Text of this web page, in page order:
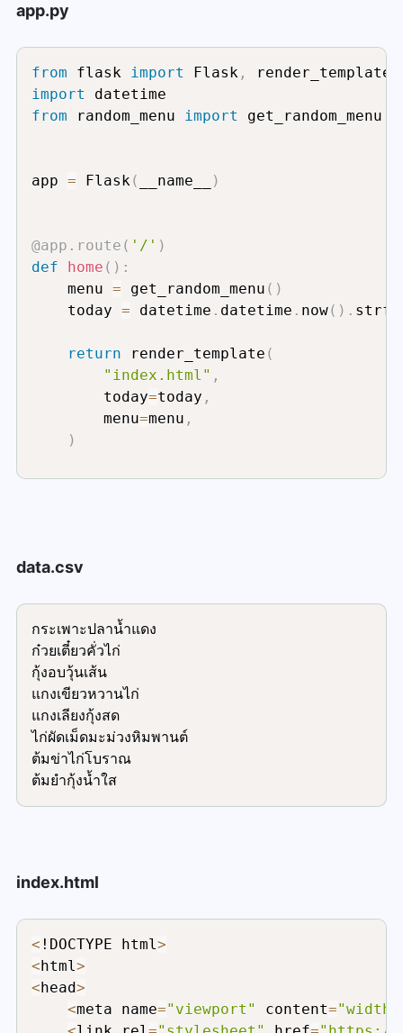
"
print ( get_random_menu
app.py
from flask import Flask ,
import
from random_menu import get_random_menu
app = Flask( __name__ )
@app . route ( '/' )
def
home ( ) :
    menu
= get_random_menu ( )
    today
= datetime . datetime . now( ) .
return render_template (
"index.html" ,
        today
=today ,
        menu
=menu ,
)
data.csv
กระเพาะปลาน้ำแดง
ก๋วยเตี๋ยวคั่วไก่
กุ้งอบวุ้นเส้น
แกงเขียวหวานไก่
แกงเลียงกุ้งสด
ไก่ผัดเม็ดมะม่วงหิมพานต์
ต้มข่าไก่โบราณ
ต้มยำกุ้งน้ำใส
index.html
< !DOCTYPE html>
< html>
< head>
<meta name="viewport" content=